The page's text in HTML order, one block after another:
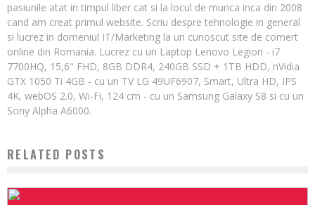
pasiunile atat in timpul liber cat si la locul de munca inca din 2008
cand am creat primul website. Scriu despre tehnologie in general
si lucrez in domeniul IT/Marketing la un cunoscut site de comert
online din Romania. Lucrez cu un Laptop Lenovo Legion - i7
7700HQ, 15,6" FHD, 8GB DDR4, 240GB SSD + 1TB HDD, nVidia
GTX 1050 Ti 4GB - cu un TV LG 49UF6907, Smart, Ultra HD, IPS
4K, webOS 2.0, Wi-Fi, 124 cm - cu un Samsung Galaxy S8 si cu un
Sony Alpha A6000.
RELATED POSTS